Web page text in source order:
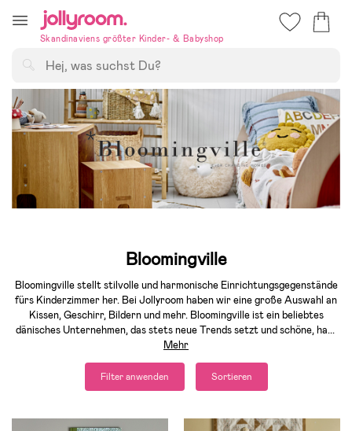
till
innehålletSkandinaviens größter Kinder- & Babyshop
Bloomingville
Bloomingville stellt stilvolle und harmonische Einrichtungsgegenstände
fürs Kinderzimmer her. Bei Jollyroom haben wir eine große Auswahl an
Kissen, Geschirr, Bildern und mehr. Bloomingville ist ein beliebtes
dänisches Unternehmen, das stets neue Trends setzt und schöne, ha...
Mehr
Filter anwenden Sortieren